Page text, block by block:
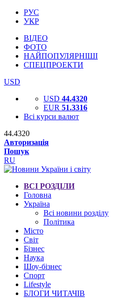
РУС
УКР
ВІДЕО
ФОТО
НАЙПОПУЛЯРНІШІ
СПЕЦПРОЕКТИ
USD
USD 44.4320
EUR 51.3316
Всі курси валют
44.4320
Авторизація
Пошук
RU
ВСІ РОЗДІЛИ
Головна
Україна
Всі новини розділу
Політика
Місто
Світ
Бізнес
Наука
Шоу-бізнес
Спорт
Lifestyle
БЛОГИ ЧИТАЧІВ